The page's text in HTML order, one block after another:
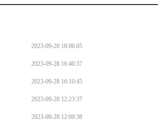
2023-09-28 18:06:05
2023-09-28 16:40:37
2023-09-28 16:10:45
2023-09-28 12:23:37
2023-09-28 12:09:38